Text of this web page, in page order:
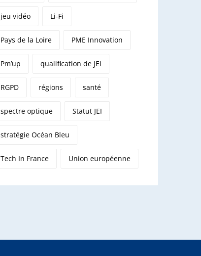
jeu vidéo Li-Fi
Pays de la Loire PME Innovation
Pm’up qualification de JEI
RGPD régions santé
spectre optique Statut JEI
stratégie Océan Bleu
Tech In France Union européenne